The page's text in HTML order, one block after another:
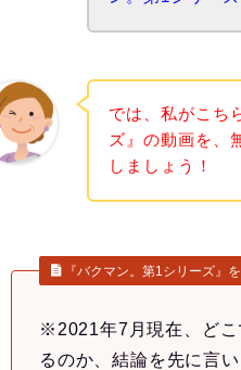
では、私がこち
ズ』の動画を、
しましょう！
『バクマン。第1シリーズ』
※2021年7月現在、どこ
るのか、結論を先に言い